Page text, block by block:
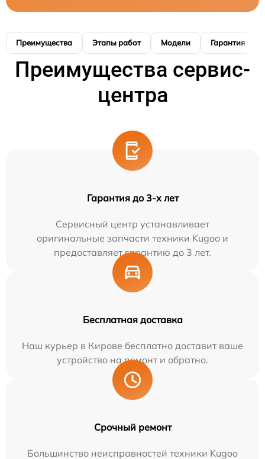
Преимущества Этапы работ Модели Гарантия
Преимущества сервис-
центра
Гарантия до 3-х лет
Сервисный центр устанавливает
оригинальные запчасти техники Kugoo и
предоставляет гарантию до 3 лет.
Бесплатная доставка
Наш курьер в Кирове бесплатно доставит ваше
устройство на ремонт и обратно.
Срочный ремонт
Большинство неисправностей техники Kugoo